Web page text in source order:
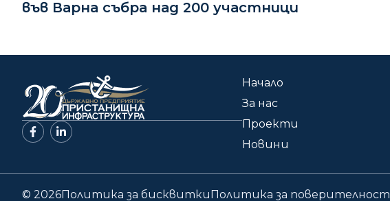
във Варна събра над 200 участници
Начало
За нас
Проекти
Новини
© 2026Политика за бисквиткиПолитика за поверителност